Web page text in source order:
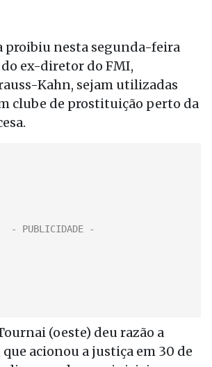
proibiu nesta segunda-feira
ex-diretor do FMI,
Kahn, sejam utilizadas
clube de prostituição perto da
(oeste) deu razão a
acionou a justiça em 30 de